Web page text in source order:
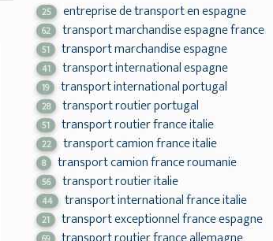
25 entreprise de transport en espagne
62 transport marchandise espagne france
51 transport marchandise espagne
41 transport international espagne
19 transport international portugal
28 transport routier portugal
51 transport routier france italie
22 transport camion france italie
8 transport camion france roumanie
56 transport routier italie
44 transport international france italie
21 transport exceptionnel france espagne